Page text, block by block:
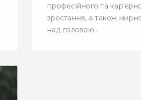
професійного та
зростання, а також
над головою…